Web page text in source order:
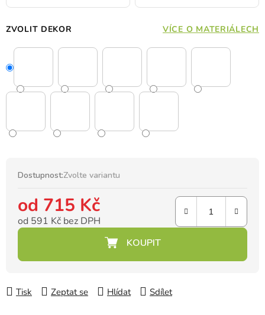
ZVOLIT DEKOR VÍCE O MATERIÁLECH
Dostupnost:Zvolte variantu
od 715 Kč
od 591 Kč bez DPH
Tisk Zeptat se Hlídat Sdílet